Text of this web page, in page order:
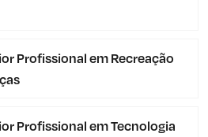
Profissional em Recreação
Profissional em Tecnologia